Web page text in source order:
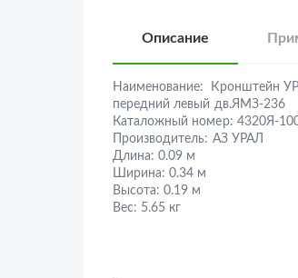
Описание
Наименование:
Кронштейн
передний левый дв.ЯМЗ-236
Каталожный номер: 4320Я-
Производитель: АЗ УРАЛ
Длина: 0.09 м
Ширина: 0.34 м
Высота: 0.19 м
Вес: 5.65 кг